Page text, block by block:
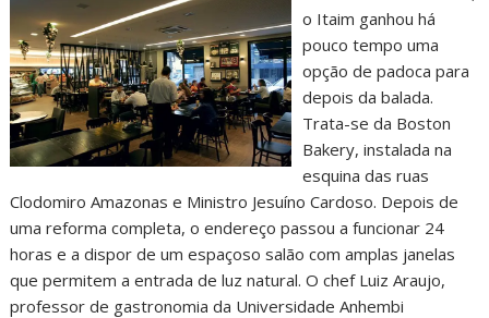
o Itaim ganhou há
pouco tempo uma
opção de padoca para
depois da balada.
Trata-se da Boston
Bakery, instalada na
esquina das ruas
Clodomiro Amazonas e Ministro Jesuíno Cardoso. Depois de
uma reforma completa, o endereço passou a funcionar 24
horas e a dispor de um espaçoso salão com amplas janelas
que permitem a entrada de luz natural. O chef Luiz Araujo,
professor de gastronomia da Universidade Anhembi